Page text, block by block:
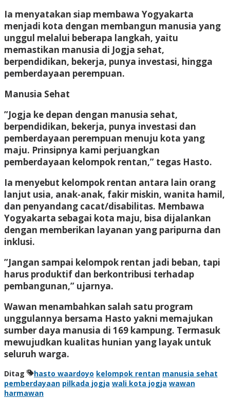
Ia menyatakan siap membawa Yogyakarta
menjadi kota dengan membangun manusia yang
unggul melalui beberapa langkah, yaitu
memastikan manusia di Jogja sehat,
berpendidikan, bekerja, punya investasi, hingga
pemberdayaan perempuan.
Manusia Sehat
”Jogja ke depan dengan manusia sehat,
berpendidikan, bekerja, punya investasi dan
pemberdayaan perempuan menuju kota yang
maju. Prinsipnya kami perjuangkan
pemberdayaan kelompok rentan,” tegas Hasto.
Ia menyebut kelompok rentan antara lain orang
lanjut usia, anak-anak, fakir miskin, wanita hamil,
dan penyandang cacat/disabilitas. Membawa
Yogyakarta sebagai kota maju, bisa dijalankan
dengan memberikan layanan yang paripurna dan
inklusi.
”Jangan sampai kelompok rentan jadi beban, tapi
harus produktif dan berkontribusi terhadap
pembangunan,” ujarnya.
Wawan menambahkan salah satu program
unggulannya bersama Hasto yakni memajukan
sumber daya manusia di 169 kampung. Termasuk
mewujudkan kualitas hunian yang layak untuk
seluruh warga.
Ditag hasto waardoyo kelompok rentan manusia sehat
pemberdayaan pilkada jogja wali kota jogja wawan
harmawan